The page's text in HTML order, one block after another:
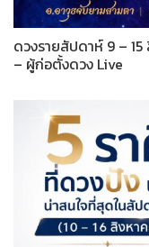
ดวงรายสัปดาห์ 9 –
– ผู้ก่อตั้งดวง Live